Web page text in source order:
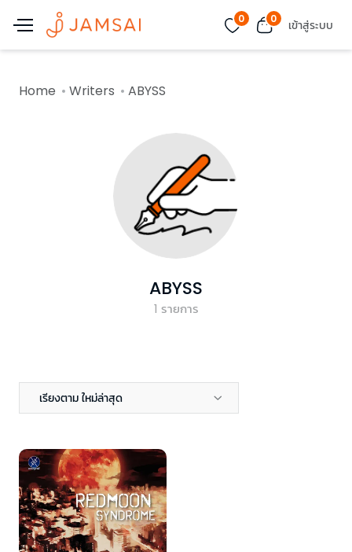
0 0 เข้าสู่ระบบ
Home Writers ABYSS
ABYSS
1 รายการ
เรียงตาม ใหม่ล่าสุด